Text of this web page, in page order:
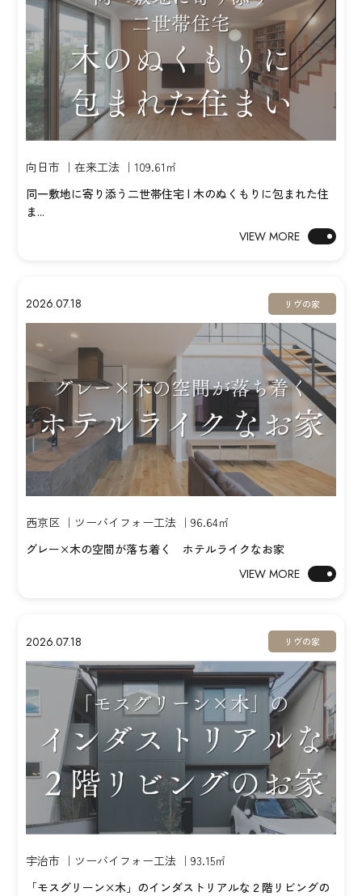
向日市 ｜在来工法 ｜109.61㎡
同一敷地に寄り添う二世帯住宅 | 木のぬくもりに包まれた住
ま...
VIEW MORE
2026.07.18 リヴの家
西京区 ｜ツーバイフォー工法 ｜96.64㎡
グレー×木の空間が落ち着く ホテルライクなお家
VIEW MORE
2026.07.18 リヴの家
宇治市 ｜ツーバイフォー工法 ｜93.15㎡
「モスグリーン×木」のインダストリアルな２階リビングの